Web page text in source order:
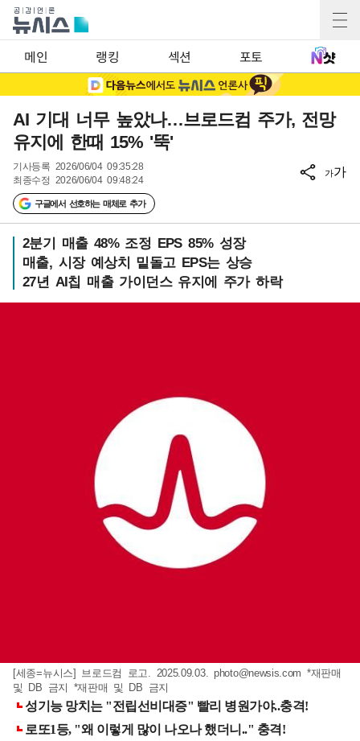
메인 랭킹 섹션 포토
AI 기대 너무 높았나…브로드컴 주가, 전망
유지에 한때 15% '뚝'
기사등록 2026/06/04 09:35:28
최종수정 2026/06/04 09:48:24
구글에서 선호하는 매체로 추가
가가
2분기 매출 48% 조정 EPS 85% 성장
매출, 시장 예상치 밑돌고 EPS는 상승
27년 AI칩 매출 가이던스 유지에 주가 하락
[세종=뉴시스] 브로드컴 로고. 2025.09.03. photo@newsis.com *재판매
및 DB 금지 *재판매 및 DB 금지